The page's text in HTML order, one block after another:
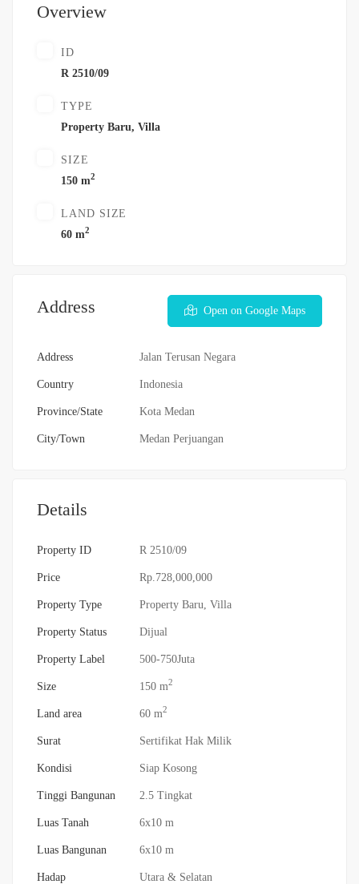
Overview
ID
R 2510/09
TYPE
Property Baru, Villa
SIZE
150 m2
LAND SIZE
60 m2
Address Open on Google Maps
Address Jalan Terusan Negara
Country Indonesia
Province/State Kota Medan
City/Town Medan Perjuangan
Details
Property ID R 2510/09
Price Rp.728,000,000
Property Type Property Baru Villa
Property Status Dijual
Property Label 500-750Juta
Size 150 m2
Land area 60 m2
Surat Sertifikat Hak Milik
Kondisi Siap Kosong
Tinggi Bangunan 2.5 Tingkat
Luas Tanah 6x10 m
Luas Bangunan 6x10 m
Hadap Utara & Selatan